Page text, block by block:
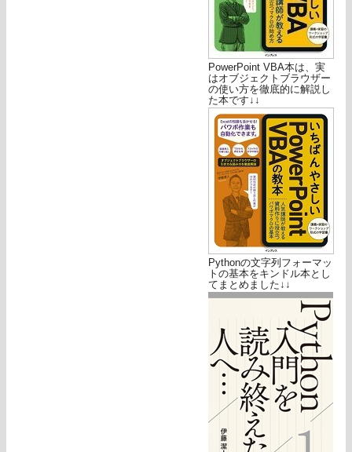
PowerPoint VBA本は、実
はオブジェクトブラウザー
の使い方を徹底的に解説し
た本です↓↓
Pythonの文字列フォーマッ
トの基本をキンドル本とし
てまとめました↓↓